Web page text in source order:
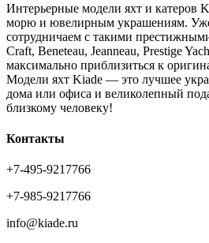
Интерьерные модели яхт и катеров
морю и ювелирным украшениям. Уже
сотрудничаем с такими
Craft, Beneteau, Jeanneau, Prestige
максимально приблизиться к
Модели яхт Kiade — это лучшее
дома или офиса и великолепный
близкому человеку!
Контакты
+7-495-9217766
+7-985-9217766
info@kiade.ru